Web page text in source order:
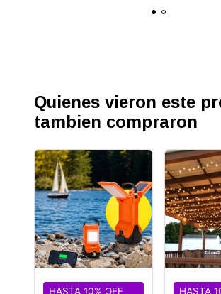
¿Tenés dudas? Escribinos antes de comprar
Quienes vieron este
tambien compraron
HASTA 10% OFF
HASTA